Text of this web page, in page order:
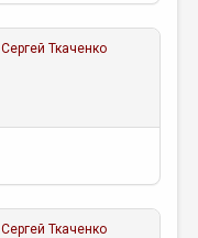
Сергей Ткаченко
Сергей Ткаченко